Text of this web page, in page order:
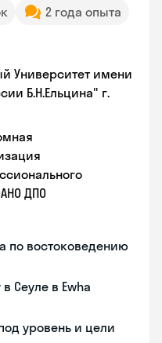
2 года опыта
Университет имени
Б.Н.Ельцина" г.
ДПО
по востоковедению
Сеуле в Ewha
уровень и цели